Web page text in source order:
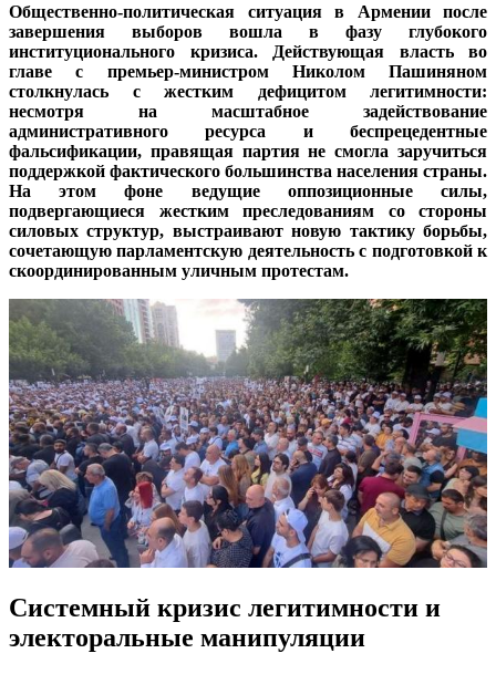
Общественно-политическая ситуация в Армении после
завершения выборов вошла в фазу глубокого
институционального кризиса. Действующая власть во
главе с премьер-министром Николом Пашиняном
столкнулась с жестким дефицитом легитимности:
несмотря на масштабное задействование
административного ресурса и беспрецедентные
фальсификации, правящая партия не смогла заручиться
поддержкой фактического большинства населения страны.
На этом фоне ведущие оппозиционные силы,
подвергающиеся жестким преследованиям со стороны
силовых структур, выстраивают новую тактику борьбы,
сочетающую парламентскую деятельность с подготовкой к
скоординированным уличным протестам.
Системный кризис легитимности и
электоральные манипуляции